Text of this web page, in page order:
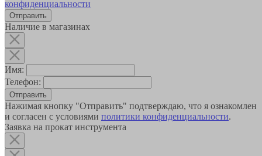
конфиденциальности
Наличие в магазинах
Имя:
Телефон:
Отправить
Нажимая кнопку "Отправить" подтверждаю, что я ознакомлен
и согласен с условиями политики конфиденциальности.
Заявка на прокат инструмента